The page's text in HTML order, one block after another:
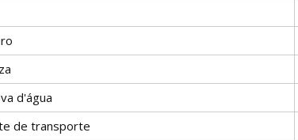
d'água
de transporte